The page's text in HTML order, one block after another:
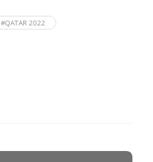
#QATAR 2022